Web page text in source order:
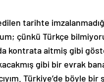
tarihte
çünkü Türkçe
kontrata aitmiş gibi
gibi bir evrak
Türkiye’de böyle bir